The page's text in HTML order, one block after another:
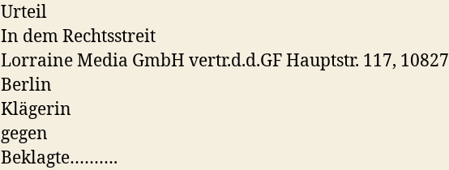
Urteil
In dem Rechtsstreit
Lorraine Media GmbH vertr.d.d.GF Hauptstr. 117, 10827
Berlin
Klägerin
gegen
Beklagte……….